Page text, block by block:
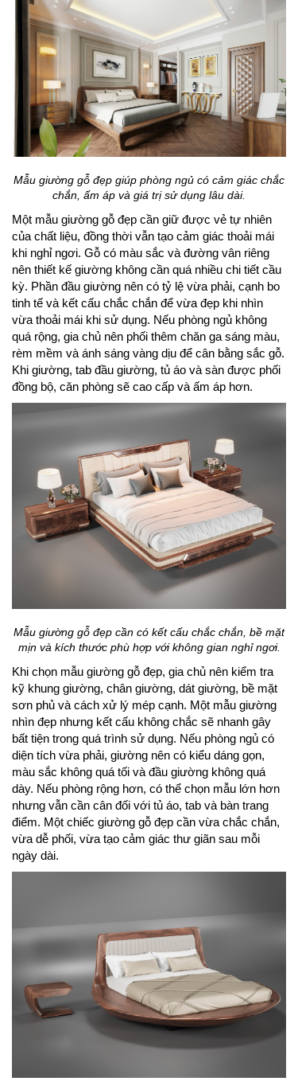
Mẫu giường gỗ đẹp giúp phòng ngủ có cảm giác chắc
chắn, ấm áp và giá trị sử dụng lâu dài.
Một mẫu giường gỗ đẹp cần giữ được vẻ tự nhiên
của chất liệu, đồng thời vẫn tạo cảm giác thoải mái
khi nghỉ ngơi. Gỗ có màu sắc và đường vân riêng
nên thiết kế giường không cần quá nhiều chi tiết cầu
kỳ. Phần đầu giường nên có tỷ lệ vừa phải, cạnh bo
tinh tế và kết cấu chắc chắn để vừa đẹp khi nhìn
vừa thoải mái khi sử dụng. Nếu phòng ngủ không
quá rộng, gia chủ nên phối thêm chăn ga sáng màu,
rèm mềm và ánh sáng vàng dịu để cân bằng sắc gỗ.
Khi giường, tab đầu giường, tủ áo và sàn được phối
đồng bộ, căn phòng sẽ cao cấp và ấm áp hơn.
Mẫu giường gỗ đẹp cần có kết cấu chắc chắn, bề mặt
mịn và kích thước phù hợp với không gian nghỉ ngơi.
Khi chọn mẫu giường gỗ đẹp, gia chủ nên kiểm tra
kỹ khung giường, chân giường, dát giường, bề mặt
sơn phủ và cách xử lý mép cạnh. Một mẫu giường
nhìn đẹp nhưng kết cấu không chắc sẽ nhanh gây
bất tiện trong quá trình sử dụng. Nếu phòng ngủ có
diện tích vừa phải, giường nên có kiểu dáng gọn,
màu sắc không quá tối và đầu giường không quá
dày. Nếu phòng rộng hơn, có thể chọn mẫu lớn hơn
nhưng vẫn cần cân đối với tủ áo, tab và bàn trang
điểm. Một chiếc giường gỗ đẹp cần vừa chắc chắn,
vừa dễ phối, vừa tạo cảm giác thư giãn sau mỗi
ngày dài.